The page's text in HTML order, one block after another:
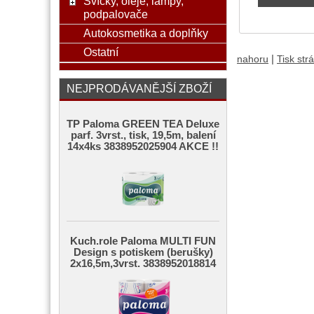
nahoru Tisk
podpalovače
Autokosmetika a doplňky
Ostatní
NEJPRODÁVANĚJŠÍ ZBOŽÍ
TP Paloma GREEN TEA Deluxe
parf. 3vrst., tisk, 19,5m, balení
14x4ks 3838952025904 AKCE !!
Kuch.role Paloma MULTI FUN
Design s potiskem (berušky)
2x16,5m,3vrst. 3838952018814